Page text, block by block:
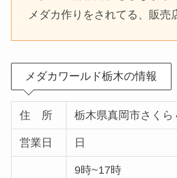
メダカ作りをされてる、販売
メダカワールド栃木の情報
住 所 栃木県真岡市さくら
営業日 日
9時~17時